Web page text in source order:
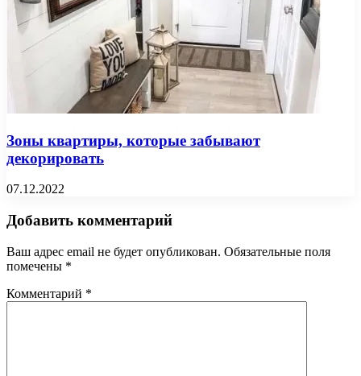
Зоны квартиры, которые забывают
декорировать
07.12.2022
Добавить комментарий
Ваш адрес email не будет опубликован. Обязательные поля
помечены *
Комментарий *